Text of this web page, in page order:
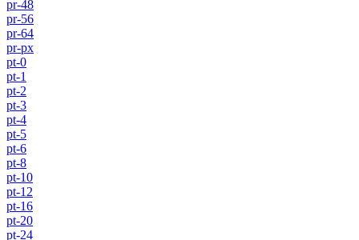
pr-48
pr-56
pr-64
pr-px
pt-0
pt-1
pt-2
pt-3
pt-4
pt-5
pt-6
pt-8
pt-10
pt-12
pt-16
pt-20
pt-24